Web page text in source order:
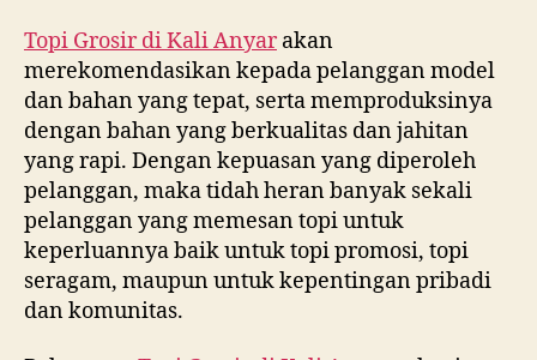
Topi Grosir diKali Anyarakan
merekomendasikan kepada pelanggan model
dan bahan yang tepat, serta memproduksinya
dengan bahan yang berkualitas dan jahitan
yang rapi. Dengan kepuasan yang diperoleh
pelanggan, maka tidah heran banyak sekali
pelanggan yang memesan topi untuk
keperluannya baik untuk topi promosi, topi
seragam, maupun untuk kepentingan pribadi
dan komunitas.